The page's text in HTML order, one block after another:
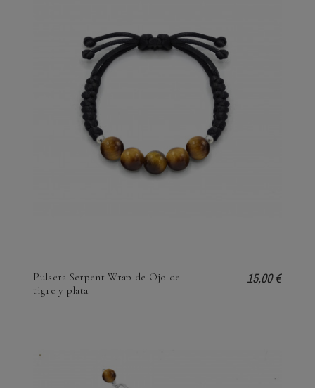
Pulsera Serpent Wrap de Ojo de
tigre y plata
15,00 €